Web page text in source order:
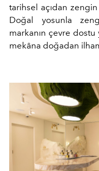
tarihsel açıdan zengin
Doğal yosunla
markanın çevre dostu
mekâna doğadan